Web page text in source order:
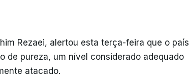
Rezaei, alertou esta terça-feira que o país
de pureza, um nível considerado adequado
atacado.